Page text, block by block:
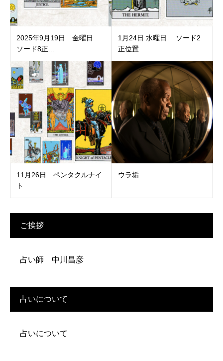
2025年9月19日 金曜日
ソード8正...
1月24日 水曜日 ソード2
正位置
11月26日 ペンタクルナイ
ト
ウラ垢
ご挨拶
占い師 中川昌彦
占いについて
占いについて